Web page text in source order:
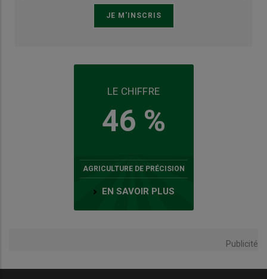
LE CHIFFRE
46 %
AGRICULTURE DE PRÉCISION
EN SAVOIR PLUS
Publicité